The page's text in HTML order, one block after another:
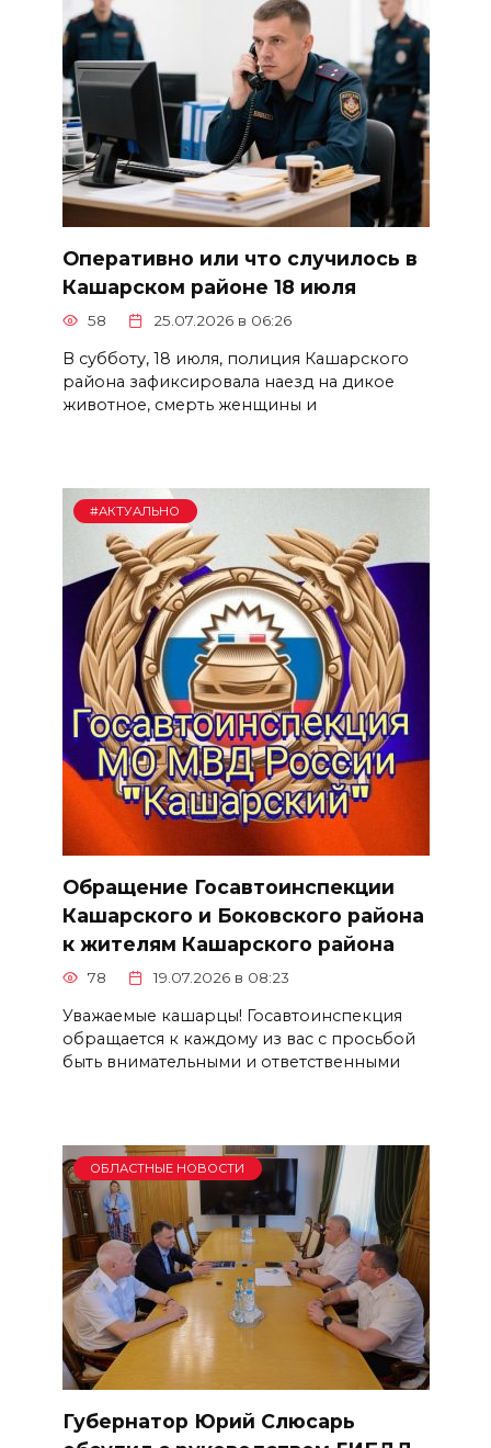
Оперативно или что случилось в
Кашарском районе 18 июля
58 25.07.2026 в 06:26
В субботу, 18 июля, полиция Кашарского
района зафиксировала наезд на дикое
животное, смерть женщины и
#АКТУАЛЬНО
Обращение Госавтоинспекции
Кашарского и Боковского района
к жителям Кашарского района
78 19.07.2026 в 08:23
Уважаемые кашарцы! Госавтоинспекция
обращается к каждому из вас с просьбой
быть внимательными и ответственными
ОБЛАСТНЫЕ НОВОСТИ
Губернатор Юрий Слюсарь